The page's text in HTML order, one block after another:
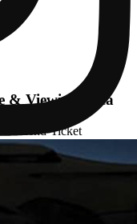
& Viewing Area
Ticket
dir Upgrades,
Check-In at Home